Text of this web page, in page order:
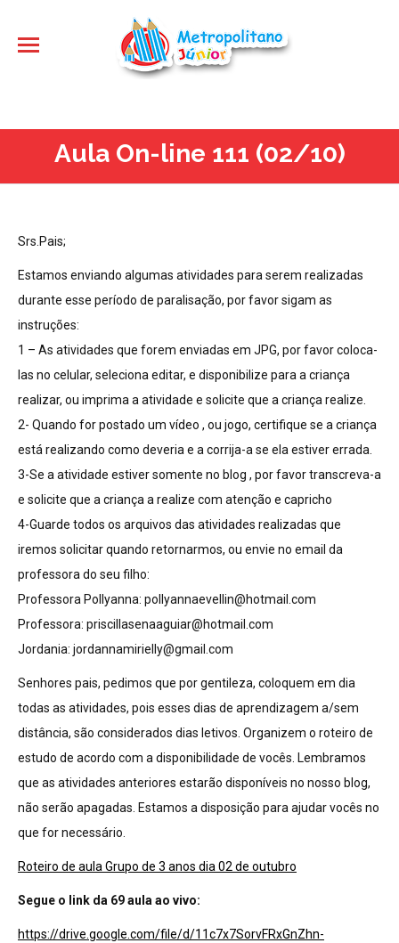
Aula On-line 111 (02/10)
Srs.Pais;
Estamos enviando algumas atividades para serem realizadas
durante esse período de paralisação, por favor sigam as
instruções:
1 – As atividades que forem enviadas em JPG, por favor coloca-
las no celular, seleciona editar, e disponibilize para a criança
realizar, ou imprima a atividade e solicite que a criança realize.
2- Quando for postado um vídeo , ou jogo, certifique se a criança
está realizando como deveria e a corrija-a se ela estiver errada.
3-Se a atividade estiver somente no blog , por favor transcreva-a
e solicite que a criança a realize com atenção e capricho
4-Guarde todos os arquivos das atividades realizadas que
iremos solicitar quando retornarmos, ou envie no email da
professora do seu filho:
Professora Pollyanna: pollyannaevellin@hotmail.com
Professora: priscillasenaaguiar@hotmail.com
Jordania: jordannamirielly@gmail.com
Senhores pais, pedimos que por gentileza, coloquem em dia
todas as atividades, pois esses dias de aprendizagem a/sem
distância, são considerados dias letivos. Organizem o roteiro de
estudo de acordo com a disponibilidade de vocês. Lembramos
que as atividades anteriores estarão disponíveis no nosso blog,
não serão apagadas. Estamos a disposição para ajudar vocês no
que for necessário.
Roteiro de aula Grupo de 3 anos dia 02 de outubro
Segue o link da 69 aula ao vivo:
https://drive.google.com/file/d/11c7x7SorvFRxGnZhn-